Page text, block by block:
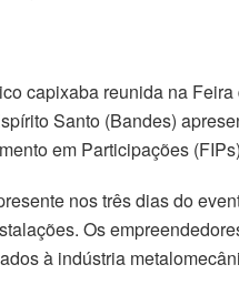
capixaba reunida na
Santo (Bandes)
em Participações
nos três dias do
Os
à indústria